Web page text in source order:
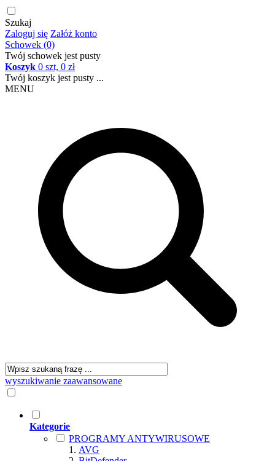
Szukaj
Zaloguj się Załóż konto
Schowek (0)
Twój schowek jest pusty
Koszyk 0 szt, 0 zł
Twój koszyk jest pusty ...
MENU
wyszukiwanie zaawansowane
Kategorie
PROGRAMY ANTYWIRUSOWE
AVG